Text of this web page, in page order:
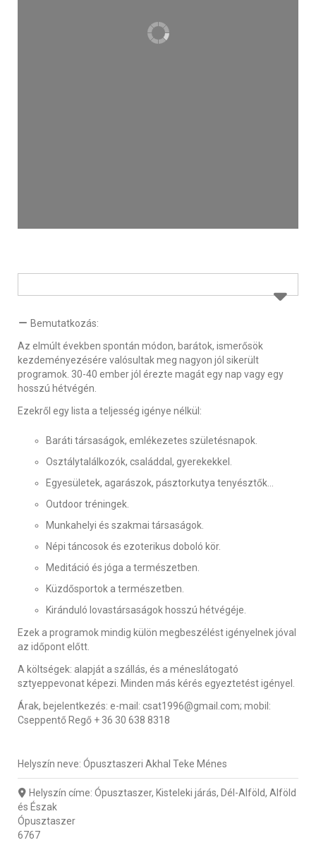
Bemutatkozás:
Az elmúlt években spontán módon, barátok, ismerősök
kezdeményezésére valósultak meg nagyon jól sikerült
programok. 30-40 ember jól érezte magát egy nap vagy egy
hosszú hétvégén.
Ezekről egy lista a teljesség igénye nélkül:
Baráti társaságok, emlékezetes születésnapok.
Osztálytalálkozók, családdal, gyerekekkel.
Egyesületek, agarászok, pásztorkutya tenyésztők…
Outdoor tréningek.
Munkahelyi és szakmai társaságok.
Népi táncosok és ezoterikus doboló kör.
Meditáció és jóga a természetben.
Küzdősportok a természetben.
Kiránduló lovastársaságok hosszú hétvégéje.
Ezek a programok mindig külön megbeszélést igényelnek jóval
az időpont előtt.
A költségek: alapját a szállás, és a méneslátogató
sztyeppevonat képezi. Minden más kérés egyeztetést igényel.
Árak, bejelentkezés: e-mail: csat1996@gmail.com; mobil:
Cseppentő Regő + 36 30 638 8318
Helyszín neve:Ópusztaszeri Akhal Teke Ménes
Helyszín címe: Ópusztaszer, Kisteleki járás, Dél-Alföld, Alföld
és Észak
Ópusztaszer
6767